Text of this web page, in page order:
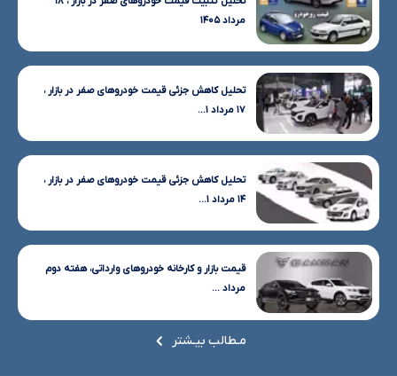
مرداد ۱۴۰۵
تحلیل کاهش جزئی قیمت خودروهای صفر در بازار ،
۱۷ مرداد ۱...
تحلیل کاهش جزئی قیمت خودروهای صفر در بازار ،
۱۴ مرداد ۱...
قیمت بازار و کارخانه خودروهای وارداتی، هفته دوم
مرداد ...
مـطالب بیـشتر